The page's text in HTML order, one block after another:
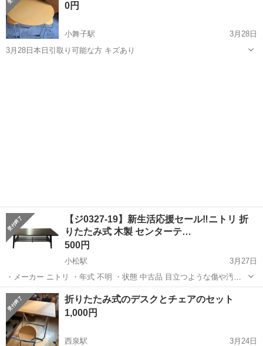
0円
小舞子駅
3月28日
3月28日本日引取り可能な方 キズあり
【ジ0327-19】新生活応援セール‼️ニトリ 折
りたたみ式 木製 センターテ…
500円
小松駅
3月27日
・メーカー ニトリ ・年式 不明 ・状態 中古品 目立つような傷や汚れ
なし 折りたたみ式 棚板の付属あり ・サイズ 幅:900mm奥行:450mm高
さ:320mm ・値引き 要相談 ・他商品とのセット売り 要相談 ...
石川 小松市 小松駅 テーブル
折りたたみ式のデスクとチェアのセット
1,000円
西泉駅
3月24日